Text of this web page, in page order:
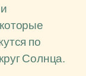
по
Солнца.